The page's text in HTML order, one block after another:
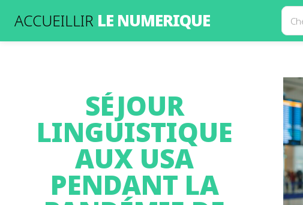
ACCUEILLIR LE NUMERIQUE
SÉJOUR
LINGUISTIQUE
AUX USA
PENDANT LA